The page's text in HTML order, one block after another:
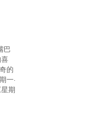
巴
的
一·
期